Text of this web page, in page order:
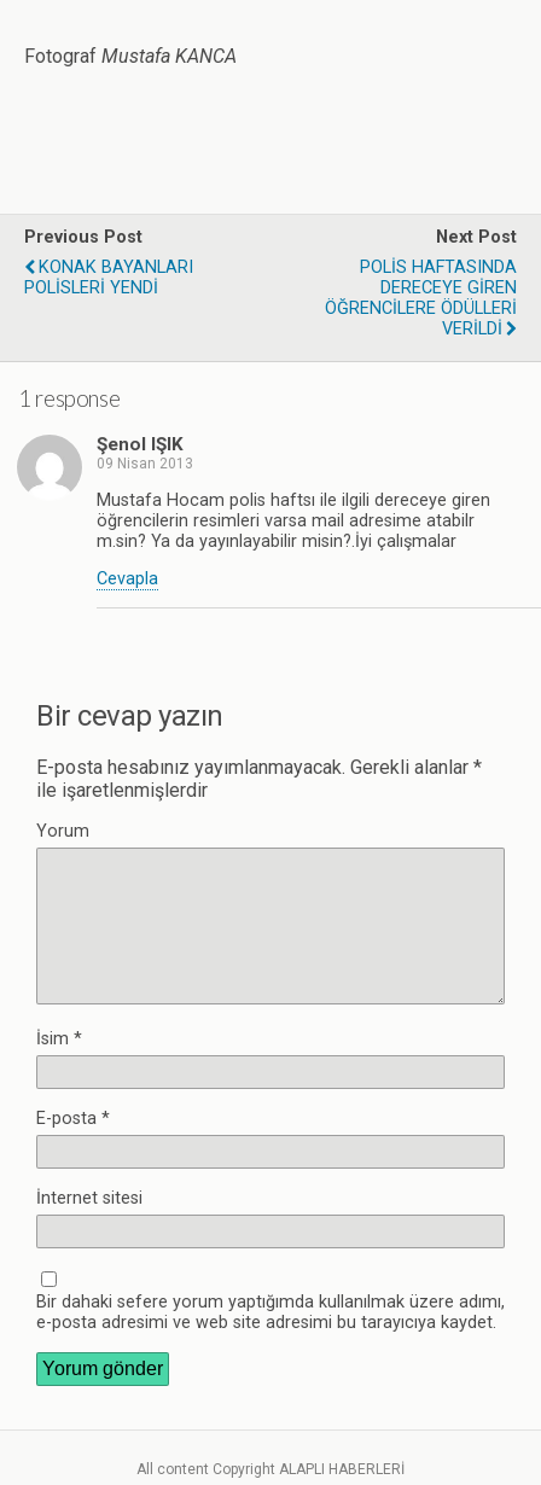
Fotograf Mustafa KANCA
Previous Post
KONAK BAYANLARI
POLİSLERİ YENDİ
Next Post
POLİS HAFTASINDA
DERECEYE GİREN
ÖĞRENCİLERE ÖDÜLLERİ
VERİLDİ
1 response
Şenol IŞIK
09 Nisan 2013
Mustafa Hocam polis haftsı ile ilgili dereceye giren
öğrencilerin resimleri varsa mail adresime atabilr
m.sin? Ya da yayınlayabilir misin?.İyi çalışmalar
Cevapla
Bir cevap yazın
E-posta hesabınız yayımlanmayacak. Gerekli alanlar *
ile işaretlenmişlerdir
Yorum
İsim *
E-posta *
İnternet sitesi
Bir dahaki sefere yorum yaptığımda kullanılmak üzere adımı,
e-posta adresimi ve web site adresimi bu tarayıcıya kaydet.
All content Copyright ALAPLI HABERLERİ